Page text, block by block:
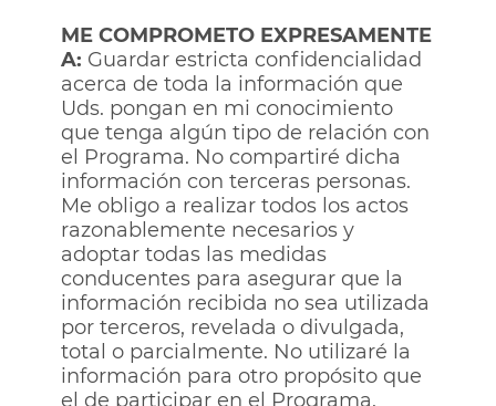
ME COMPROMETO EXPRESAMENTE
A: Guardar estricta confidencialidad
acerca de toda la información que
Uds. pongan en mi conocimiento
que tenga algún tipo de relación con
el Programa. No compartiré dicha
información con terceras personas.
Me obligo a realizar todos los actos
razonablemente necesarios y
adoptar todas las medidas
conducentes para asegurar que la
información recibida no sea utilizada
por terceros, revelada o divulgada,
total o parcialmente. No utilizaré la
información para otro propósito que
el de participar en el Programa.